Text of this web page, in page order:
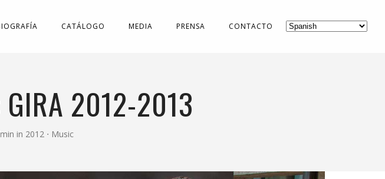
CATÁLOGO MEDIA PRENSA CONTACTO
GIRA 2012-2013
in 2012⋅ Music